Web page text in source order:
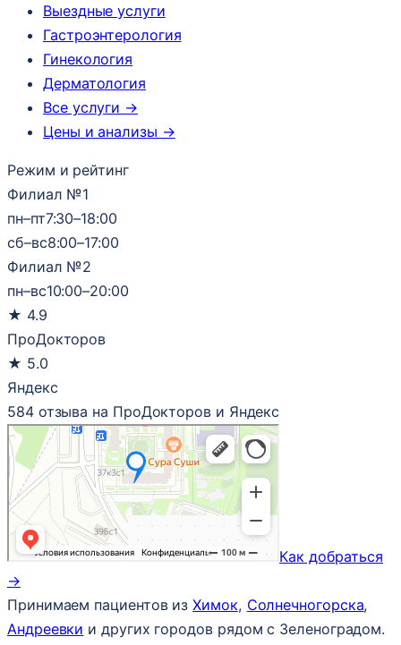
Выездные услуги
Гастроэнтерология
Гинекология
Дерматология
Все услуги →
Цены и анализы →
Режим и рейтинг
Филиал №1
пн–пт7:30–18:00
сб–вс8:00–17:00
Филиал №2
пн–вс10:00–20:00
★ 4.9
ПроДокторов
★ 5.0
Яндекс
584 отзыва на ПроДокторов и Яндекс
Как добраться
→
Принимаем пациентов изХимок, Солнечногорска,
Андреевки и других городов рядом с Зеленоградом.